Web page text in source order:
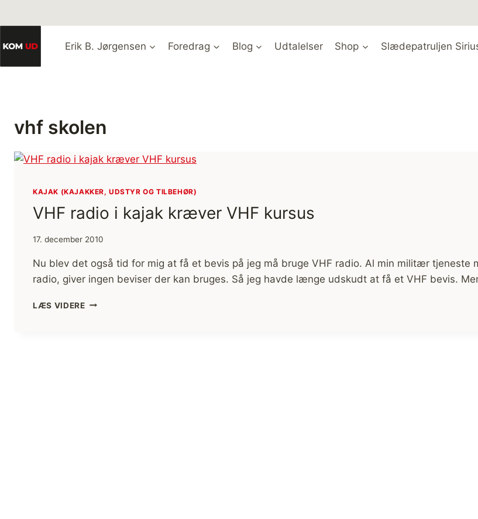
til
Erik B. Jørgensen Foredrag Blog Udtalelser Shop Slædepatruljen
vhf skolen
KAJAK (KAJAKKER, UDSTYR OG TILBEHØR)
VHF radio i kajak kræver VHF kursus
17. december 2010
Nu blev det også tid for mig at få et bevis på jeg må bruge VHF radio. Al min militær tjeneste
radio, giver ingen beviser der kan bruges. Så jeg havde længe udskudt at få et VHF bevis.
LÆS VIDEREVHF